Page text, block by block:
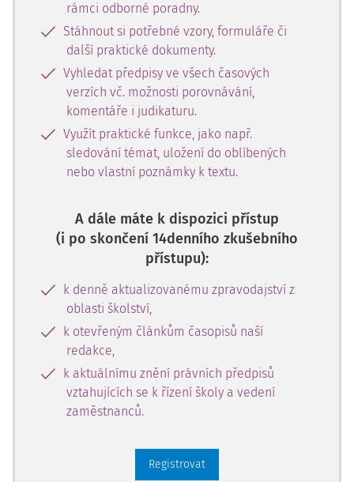
rámci odborné poradny.
Stáhnout si potřebné vzory, formuláře či
další praktické dokumenty.
Vyhledat předpisy ve všech časových
verzích vč. možnosti porovnávání,
komentáře i judikaturu.
Využít praktické funkce, jako např.
sledování témat, uložení do oblíbených
nebo vlastní poznámky k textu.
A dále máte k dispozici přístup
(i po skončení 14denního zkušebního
přístupu):
k denně aktualizovanému zpravodajství z
oblasti školství,
k otevřeným článkům časopisů naší
redakce,
k aktuálnímu znění právních předpisů
vztahujících se k řízení školy a vedení
zaměstnanců.
Registrovat